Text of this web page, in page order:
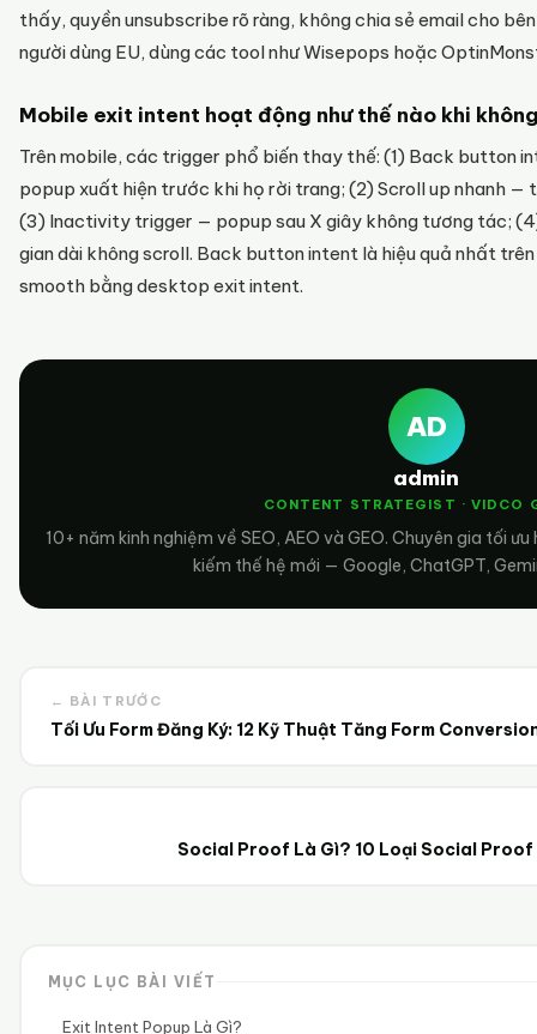
thấy, quyền unsubscribe rõ ràng, không chia sẻ email cho
người dùng EU, dùng các tool như Wisepops hoặc
Mobile exit intent hoạt động như thế nào khi
Trên mobile, các trigger phổ biến thay thế: (1) Back button
popup xuất hiện trước khi họ rời trang; (2) Scroll up nhanh —
(3) Inactivity trigger — popup sau X giây không tương tác;
gian dài không scroll. Back button intent là hiệu quả nhất
smooth bằng desktop exit intent.
AD
admin
CONTENT STRATEGIST · VIDCO
10+ năm kinh nghiệm về SEO, AEO và GEO. Chuyên gia tối
kiếm thế hệ mới — Google, ChatGPT,
← BÀI TRƯỚC
Tối Ưu Form Đăng Ký: 12 Kỹ Thuật Tăng Form
Social Proof Là Gì? 10 Loại Social
MỤC LỤC BÀI VIẾT
Exit Intent Popup Là Gì?